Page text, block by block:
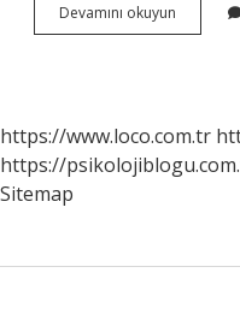
Devamını okuyun
Katılım
https://www.loco.com.tr
https://
Sitemap